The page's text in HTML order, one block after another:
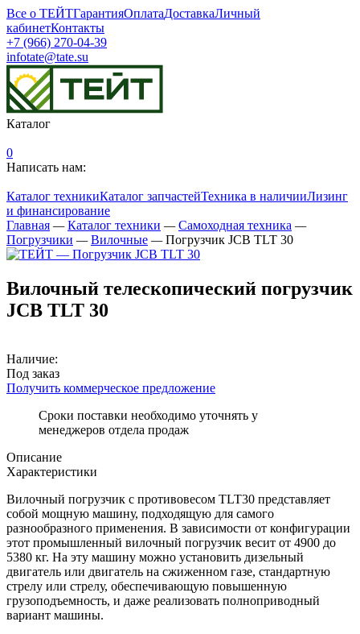
Все о ТЕЙТГарантияОплатаДоставкаЛичный
кабинетКонтакты
+7 (966) 270-04-39
infotate@tate.su
Каталог
0
Написать нам:
Каталог техникиКаталог запчастейТехника в наличииЛизинг
и финансирование
Главная — Каталог техники — Самоходная техника —
Погрузчики — Вилочные — Погрузчик JCB TLT 30
Вилочный телескопический погрузчик
JCB TLT 30
Наличие:
Под заказ
Получить коммерческое предложение
Сроки поставки необходимо уточнять у
менеджеров отдела продаж
Описание
Характеристики
Вилочный погрузчик с противовесом TLT30 представляет
собой мощную машину, подходящую для самого
разнообразного применения. В зависимости от конфигурации
этот промышленный вилочный погрузчик весит от 4900 до
5380 кг. На эту машину можно установить дизельный
двигатель или двигатель на сжиженном газе, стандартную
стрелу или стрелу, обеспечивающую повышенную
грузоподъемность, и даже реализовать полноприводный
вариант машины.